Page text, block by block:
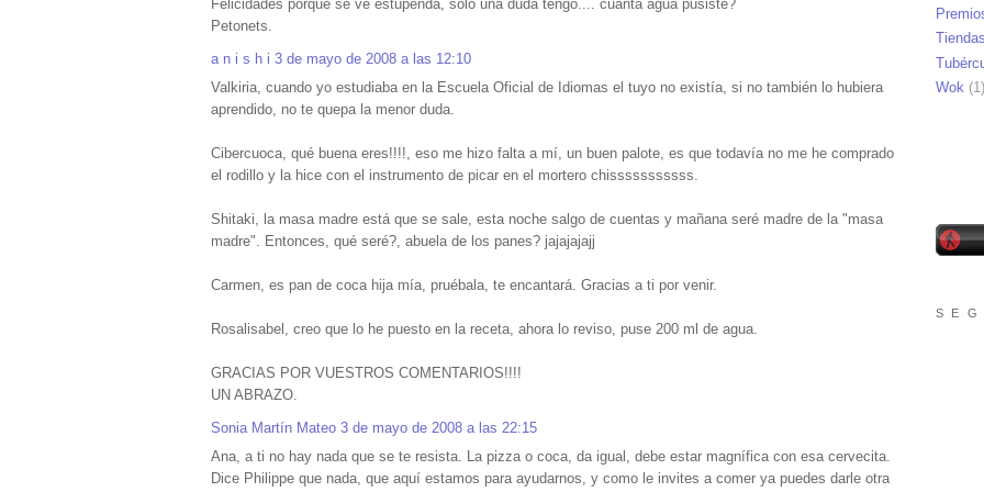
Felicidades porque se ve estupenda, sólo una duda tengo.... cuánta agua pusiste?
Petonets.
a n i s h i 3 de mayo de 2008 a las 12:10
Valkiria, cuando yo estudiaba en la Escuela Oficial de Idiomas el tuyo no existía, si no también lo hubiera
aprendido, no te quepa la menor duda.
Cibercuoca, qué buena eres!!!!, eso me hizo falta a mí, un buen palote, es que todavía no me he comprado
el rodillo y la hice con el instrumento de picar en el mortero chisssssssssss.
Shitaki, la masa madre está que se sale, esta noche salgo de cuentas y mañana seré madre de la "masa
madre". Entonces, qué seré?, abuela de los panes? jajajajajj
Carmen, es pan de coca hija mía, pruébala, te encantará. Gracias a ti por venir.
Rosalisabel, creo que lo he puesto en la receta, ahora lo reviso, puse 200 ml de agua.
GRACIAS POR VUESTROS COMENTARIOS!!!!
UN ABRAZO.
Sonia Martín Mateo 3 de mayo de 2008 a las 22:15
Ana, a ti no hay nada que se te resista. La pizza o coca, da igual, debe estar magnífica con esa cervecita.
Dice Philippe que nada, que aquí estamos para ayudarnos, y como le invites a comer ya puedes darle otra
Tiendas
Wok (1)
S E G